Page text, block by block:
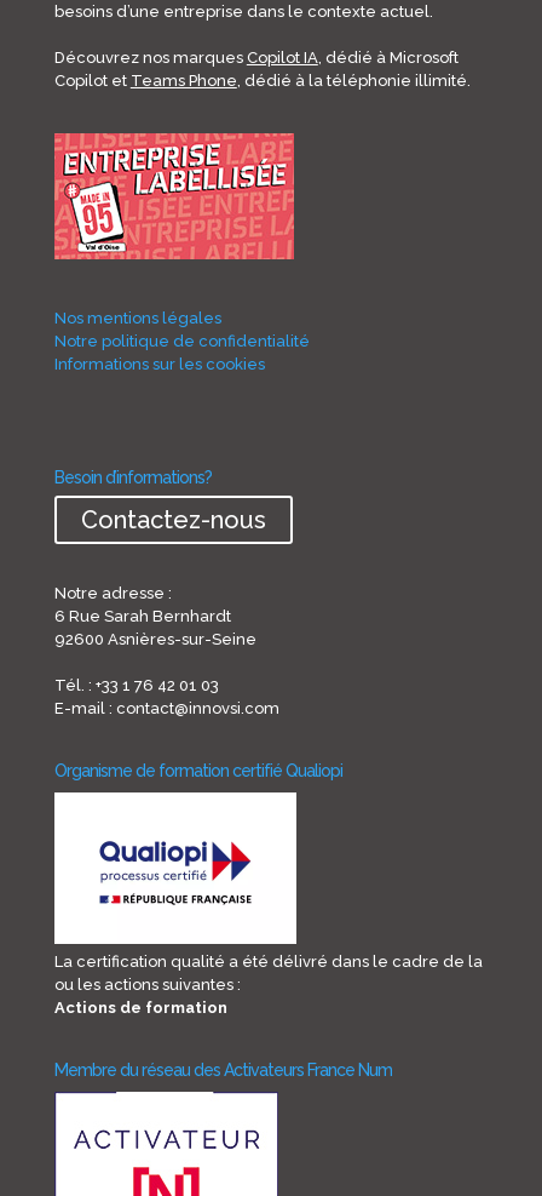
besoins d’une entreprise dans le contexte actuel.
Découvrez nos marques Copilot IA, dédié à Microsoft
Copilot et Teams Phone, dédié à la téléphonie illimité.
Nos mentions légales
Notre politique de confidentialité
Informations sur les cookies
Besoin d’informations?
Contactez-nous
Notre adresse :
6 Rue Sarah Bernhardt
92600 Asnières-sur-Seine
Tél. : +33 1 76 42 01 03
E-mail : contact@innovsi.com
Organisme de formation certifié Qualiopi
La certification qualité a été délivré dans le cadre de la
ou les actions suivantes :
Actions de formation
Membre du réseau des Activateurs France Num